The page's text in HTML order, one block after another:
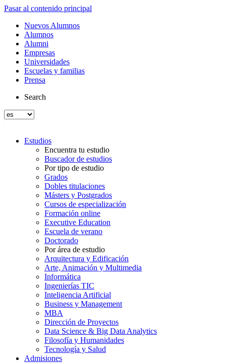
Pasar al contenido principal
Nuevos Alumnos
Alumnos
Alumni
Empresas
Universidades
Escuelas y familias
Prensa
Search
Estudios
Encuentra tu estudio
Buscador de estudios
Por tipo de estudio
Grados
Dobles titulaciones
Másters y Postgrados
Cursos de especialización
Formación online
Executive Education
Escuela de verano
Doctorado
Por área de estudio
Arquitectura y Edificación
Arte, Animación y Multimedia
Informática
Ingenierías TIC
Inteligencia Artificial
Business y Management
MBA
Dirección de Proyectos
Data Science & Big Data Analytics
Filosofía y Humanidades
Tecnología y Salud
Admisiones